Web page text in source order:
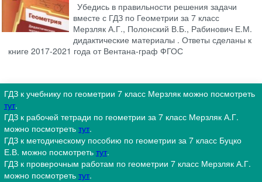
Убедись в правильности решения задачи
вместе с ГДЗ по Геометрии за 7 класс
Мерзляк А.Г., Полонский В.Б., Рабинович Е.М.
дидактические материалы . Ответы сделаны к
книге 2017-2021 года от Вентана-граф ФГОС
ГДЗ к учебнику по геометрии 7 класс Мерзляк можно посмотреть
тут.
ГДЗ к рабочей тетради по геометрии за 7 класс Мерзляк А.Г.
можно посмотреть тут.
ГДЗ к методическому пособию по геометрии за 7 класс Буцко
Е.В. можно посмотреть тут.
ГДЗ к проверочным работам по геометрии 7 класс Мерзляк А.Г.
можно посмотреть тут.